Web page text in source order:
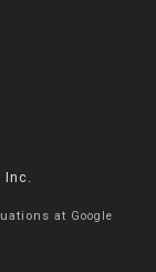
Inc.
at Google